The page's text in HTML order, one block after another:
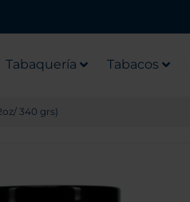
Tabaquería Tabacos
340 grs)